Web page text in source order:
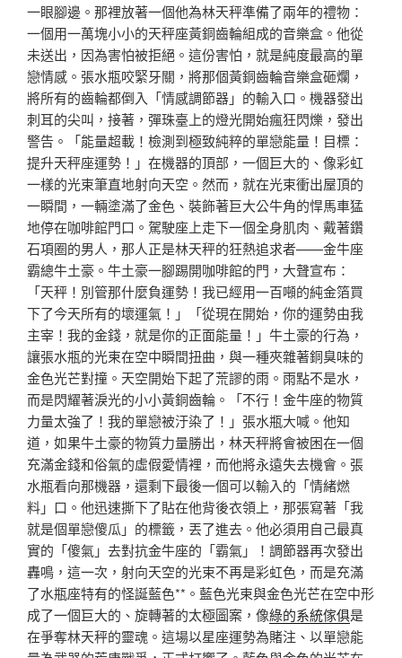
一眼腳邊。那裡放著一個他為林天秤準備了兩年的禮物：
一個用一萬塊小小的天秤座黃銅齒輪組成的音樂盒。他從
未送出，因為害怕被拒絕。這份害怕，就是純度最高的單
戀情感。張水瓶咬緊牙關，將那個黃銅齒輪音樂盒砸爛，
將所有的齒輪都倒入「情感調節器」的輸入口。機器發出
刺耳的尖叫，接著，彈珠臺上的燈光開始瘋狂閃爍，發出
警告。「能量超載！檢測到極致純粹的單戀能量！目標：
提升天秤座運勢！」在機器的頂部，一個巨大的、像彩虹
一樣的光束筆直地射向天空。然而，就在光束衝出屋頂的
一瞬間，一輛塗滿了金色、裝飾著巨大公牛角的悍馬車猛
地停在咖啡館門口。駕駛座上走下一個全身肌肉、戴著鑽
石項圈的男人，那人正是林天秤的狂熱追求者——金牛座
霸總牛土豪。牛土豪一腳踢開咖啡館的門，大聲宣布：
「天秤！別管那什麼負運勢！我已經用一百噸的純金箔買
下了今天所有的壞運氣！」「從現在開始，你的運勢由我
主宰！我的金錢，就是你的正面能量！」牛土豪的行為，
讓張水瓶的光束在空中瞬間扭曲，與一種夾雜著銅臭味的
金色光芒對撞。天空開始下起了荒謬的雨。雨點不是水，
而是閃耀著淚光的小小黃銅齒輪。「不行！金牛座的物質
力量太強了！我的單戀被汙染了！」張水瓶大喊。他知
道，如果牛土豪的物質力量勝出，林天秤將會被困在一個
充滿金錢和俗氣的虛假愛情裡，而他將永遠失去機會。張
水瓶看向那機器，還剩下最後一個可以輸入的「情緒燃
料」口。他迅速撕下了貼在他背後衣領上，那張寫著「我
就是個單戀傻瓜」的標籤，丟了進去。他必須用自己最真
實的「傻氣」去對抗金牛座的「霸氣」！調節器再次發出
轟鳴，這一次，射向天空的光束不再是彩虹色，而是充滿
了水瓶座特有的怪誕藍色**。藍色光束與金色光芒在空中形
成了一個巨大的、旋轉著的太極圖案，像綠的系統傢俱是
在爭奪林天秤的靈魂。這場以星座運勢為賭注、以單戀能